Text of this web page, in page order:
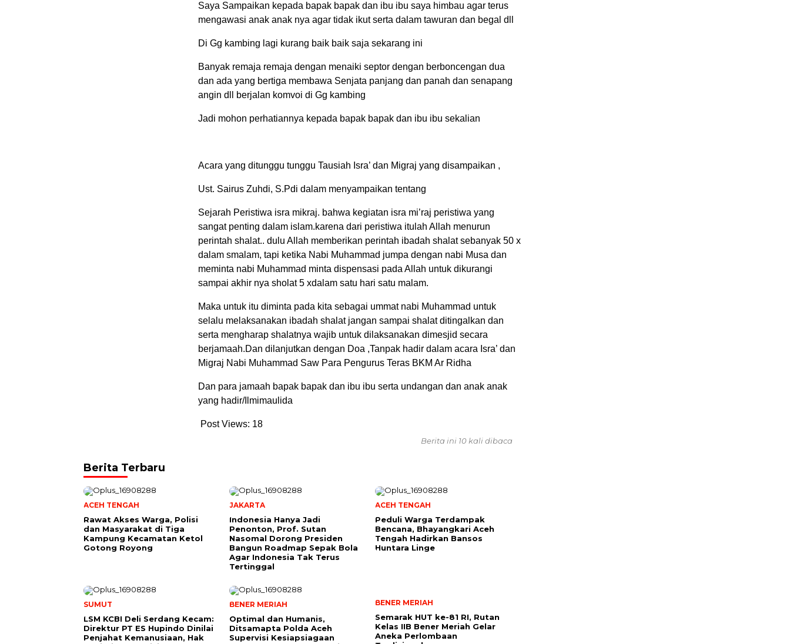
Saya Sampaikan kepada bapak bapak dan ibu ibu saya himbau agar terus
mengawasi anak anak nya agar tidak ikut serta dalam tawuran dan begal dll
Di Gg kambing lagi kurang baik baik saja sekarang ini
Banyak remaja remaja dengan menaiki septor dengan berboncengan dua
dan ada yang bertiga membawa Senjata panjang dan panah dan senapang
angin dll berjalan komvoi di Gg kambing
Jadi mohon perhatiannya kepada bapak bapak dan ibu ibu sekalian
Acara yang ditunggu tunggu Tausiah Isra’ dan Migraj yang disampaikan ,
Ust. Sairus Zuhdi, S.Pdi dalam menyampaikan tentang
Sejarah Peristiwa isra mikraj. bahwa kegiatan isra mi’raj peristiwa yang
sangat penting dalam islam.karena dari peristiwa itulah Allah menurun
perintah shalat.. dulu Allah memberikan perintah ibadah shalat sebanyak 50 x
dalam smalam, tapi ketika Nabi Muhammad jumpa dengan nabi Musa dan
meminta nabi Muhammad minta dispensasi pada Allah untuk dikurangi
sampai akhir nya sholat 5 xdalam satu hari satu malam.
Maka untuk itu diminta pada kita sebagai ummat nabi Muhammad untuk
selalu melaksanakan ibadah shalat jangan sampai shalat ditingalkan dan
serta mengharap shalatnya wajib untuk dilaksanakan dimesjid secara
berjamaah.Dan dilanjutkan dengan Doa ,Tanpak hadir dalam acara Isra’ dan
Migraj Nabi Muhammad Saw Para Pengurus Teras BKM Ar Ridha
Dan para jamaah bapak bapak dan ibu ibu serta undangan dan anak anak
yang hadir/Ilmimaulida
Post Views: 18
Berita ini 10 kali dibaca
Berita Terbaru
ACEH TENGAH
Rawat Akses Warga, Polisi
dan Masyarakat di Tiga
Kampung Kecamatan Ketol
Gotong Royong
JAKARTA
Indonesia Hanya Jadi
Penonton, Prof. Sutan
Nasomal Dorong Presiden
Bangun Roadmap Sepak Bola
Agar Indonesia Tak Terus
Tertinggal
ACEH TENGAH
Peduli Warga Terdampak
Bencana, Bhayangkari Aceh
Tengah Hadirkan Bansos
Huntara Linge
SUMUT
LSM KCBI Deli Serdang Kecam:
Direktur PT ES Hupindo Dinilai
Penjahat Kemanusiaan, Hak
BENER MERIAH
Optimal dan Humanis,
Ditsamapta Polda Aceh
Supervisi Kesiapsiagaan
BENER MERIAH
Semarak HUT ke-81 RI, Rutan
Kelas IIB Bener Meriah Gelar
Aneka Perlombaan